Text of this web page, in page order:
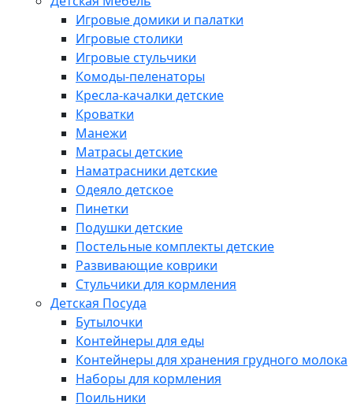
Игровые домики и палатки
Игровые столики
Игровые стульчики
Комоды-пеленаторы
Кресла-качалки детские
Кроватки
Манежи
Матрасы детские
Наматрасники детские
Одеяло детское
Пинетки
Подушки детские
Постельные комплекты детские
Развивающие коврики
Стульчики для кормления
Детская Посуда
Бутылочки
Контейнеры для еды
Контейнеры для хранения грудного молока
Наборы для кормления
Поильники